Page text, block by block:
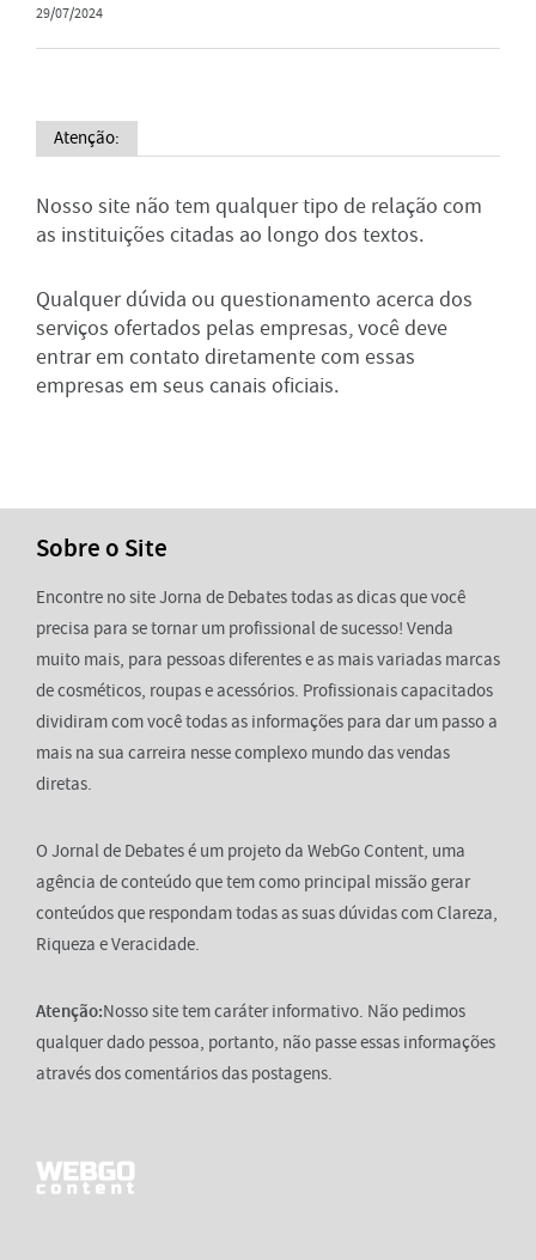
29/07/2024
Atenção:
Nosso site não tem qualquer tipo de relação com
as instituições citadas ao longo dos textos.
Qualquer dúvida ou questionamento acerca dos
serviços ofertados pelas empresas, você deve
entrar em contato diretamente com essas
empresas em seus canais oficiais.
Sobre o Site
Encontre no site Jorna de Debates todas as dicas que você
precisa para se tornar um profissional de sucesso! Venda
muito mais, para pessoas diferentes e as mais variadas marcas
de cosméticos, roupas e acessórios. Profissionais capacitados
dividiram com você todas as informações para dar um passo a
mais na sua carreira nesse complexo mundo das vendas
diretas.
O Jornal de Debates é um projeto da WebGo Content, uma
agência de conteúdo que tem como principal missão gerar
conteúdos que respondam todas as suas dúvidas com Clareza,
Riqueza e Veracidade.
Atenção:Nosso site tem caráter informativo. Não pedimos
qualquer dado pessoa, portanto, não passe essas informações
através dos comentários das postagens.